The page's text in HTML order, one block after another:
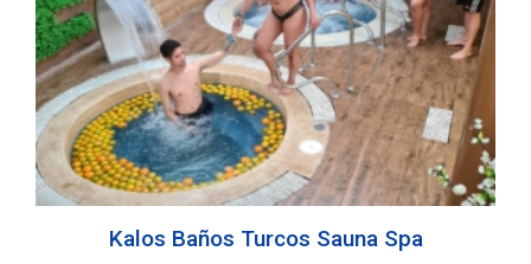
Kalos Baños Turcos Sauna Spa